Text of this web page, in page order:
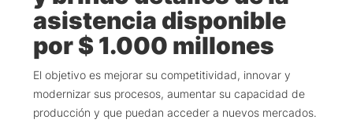
asistencia disponible
por $ 1.000 millones
El objetivo es mejorar su competitividad, innovar y
modernizar sus procesos, aumentar su capacidad de
producción y que puedan acceder a nuevos mercados.